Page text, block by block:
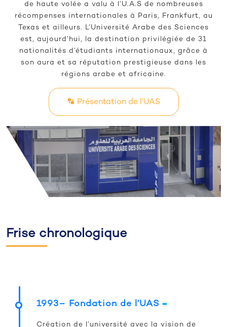
de haute volée a valu à l’U.A.S de nombreuses
récompenses internationales à Paris, Frankfurt, au
Texas et ailleurs. L’Université Arabe des Sciences
est, aujourd’hui, la destination privilégiée de 31
nationalités d’étudiants internationaux, grâce à
son aura et sa réputation prestigieuse dans les
régions arabe et africaine.
Présentation de l'UAS
Frise chronologique
1993– Fondation de l’UAS ➨
Création de l’université avec la vision de